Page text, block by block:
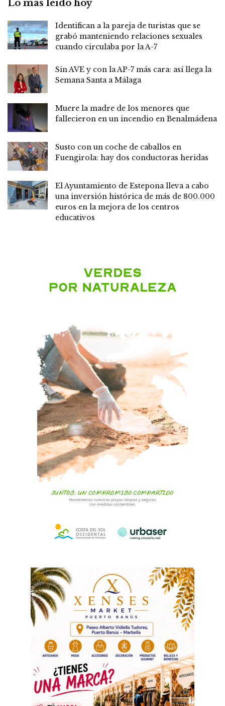
Lo más leído hoy
Identifican a la pareja de turistas que se
grabó manteniendo relaciones sexuales
cuando circulaba por la A-7
Sin AVE y con la AP-7 más cara: así llega la
Semana Santa a Málaga
Muere la madre de los menores que
fallecieron en un incendio en Benalmádena
Susto con un coche de caballos en
Fuengirola: hay dos conductoras heridas
El Ayuntamiento de Estepona lleva a cabo
una inversión histórica de más de 800.000
euros en la mejora de los centros
educativos